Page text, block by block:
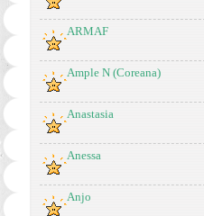
ARMAF
Ample N (Coreana)
Anastasia
Anessa
Anjo